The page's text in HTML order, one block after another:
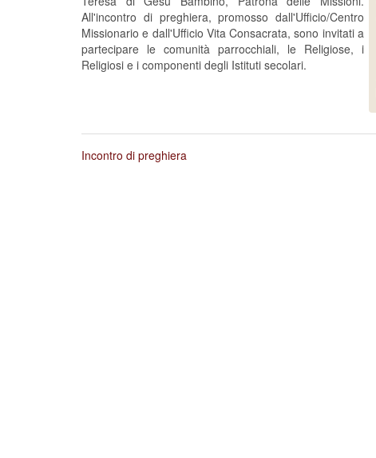
All'incontro di preghiera, promosso dall'Ufficio/Centro
Missionario e dall'Ufficio Vita Consacrata, sono invitati a
partecipare le comunità parrocchiali, le Religiose, i
Religiosi e i componenti degli Istituti secolari.
Incontro di preghiera